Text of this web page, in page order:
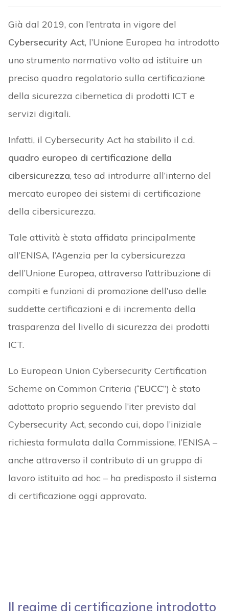
Già dal 2019, con l’entrata in vigore del
Cybersecurity Act, l’Unione Europea ha introdotto
uno strumento normativo volto ad istituire un
preciso quadro regolatorio sulla certificazione
della sicurezza cibernetica di prodotti ICT e
servizi digitali.
Infatti, il Cybersecurity Act ha stabilito il c.d.
quadro europeo di certificazione della
cibersicurezza, teso ad introdurre all’interno del
mercato europeo dei sistemi di certificazione
della cibersicurezza.
Tale attività è stata affidata principalmente
all’ENISA, l’Agenzia per la cybersicurezza
dell’Unione Europea, attraverso l’attribuzione di
compiti e funzioni di promozione dell’uso delle
suddette certificazioni e di incremento della
trasparenza del livello di sicurezza dei prodotti
ICT.
Lo European Union Cybersecurity Certification
Scheme on Common Criteria (“EUCC”) è stato
adottato proprio seguendo l’iter previsto dal
Cybersecurity Act, secondo cui, dopo l’iniziale
richiesta formulata dalla Commissione, l’ENISA –
anche attraverso il contributo di un gruppo di
lavoro istituito ad hoc – ha predisposto il sistema
di certificazione oggi approvato.
Il regime di certificazione introdotto